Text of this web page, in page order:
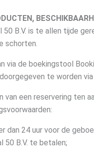
50 B.V. is te allen tijde
schorten.
via de boekingstool
te worden via
van een reservering ten
dan 24 uur voor de
50 B.V. te betalen;